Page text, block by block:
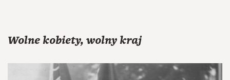
Wolne kobiety, wolny kraj